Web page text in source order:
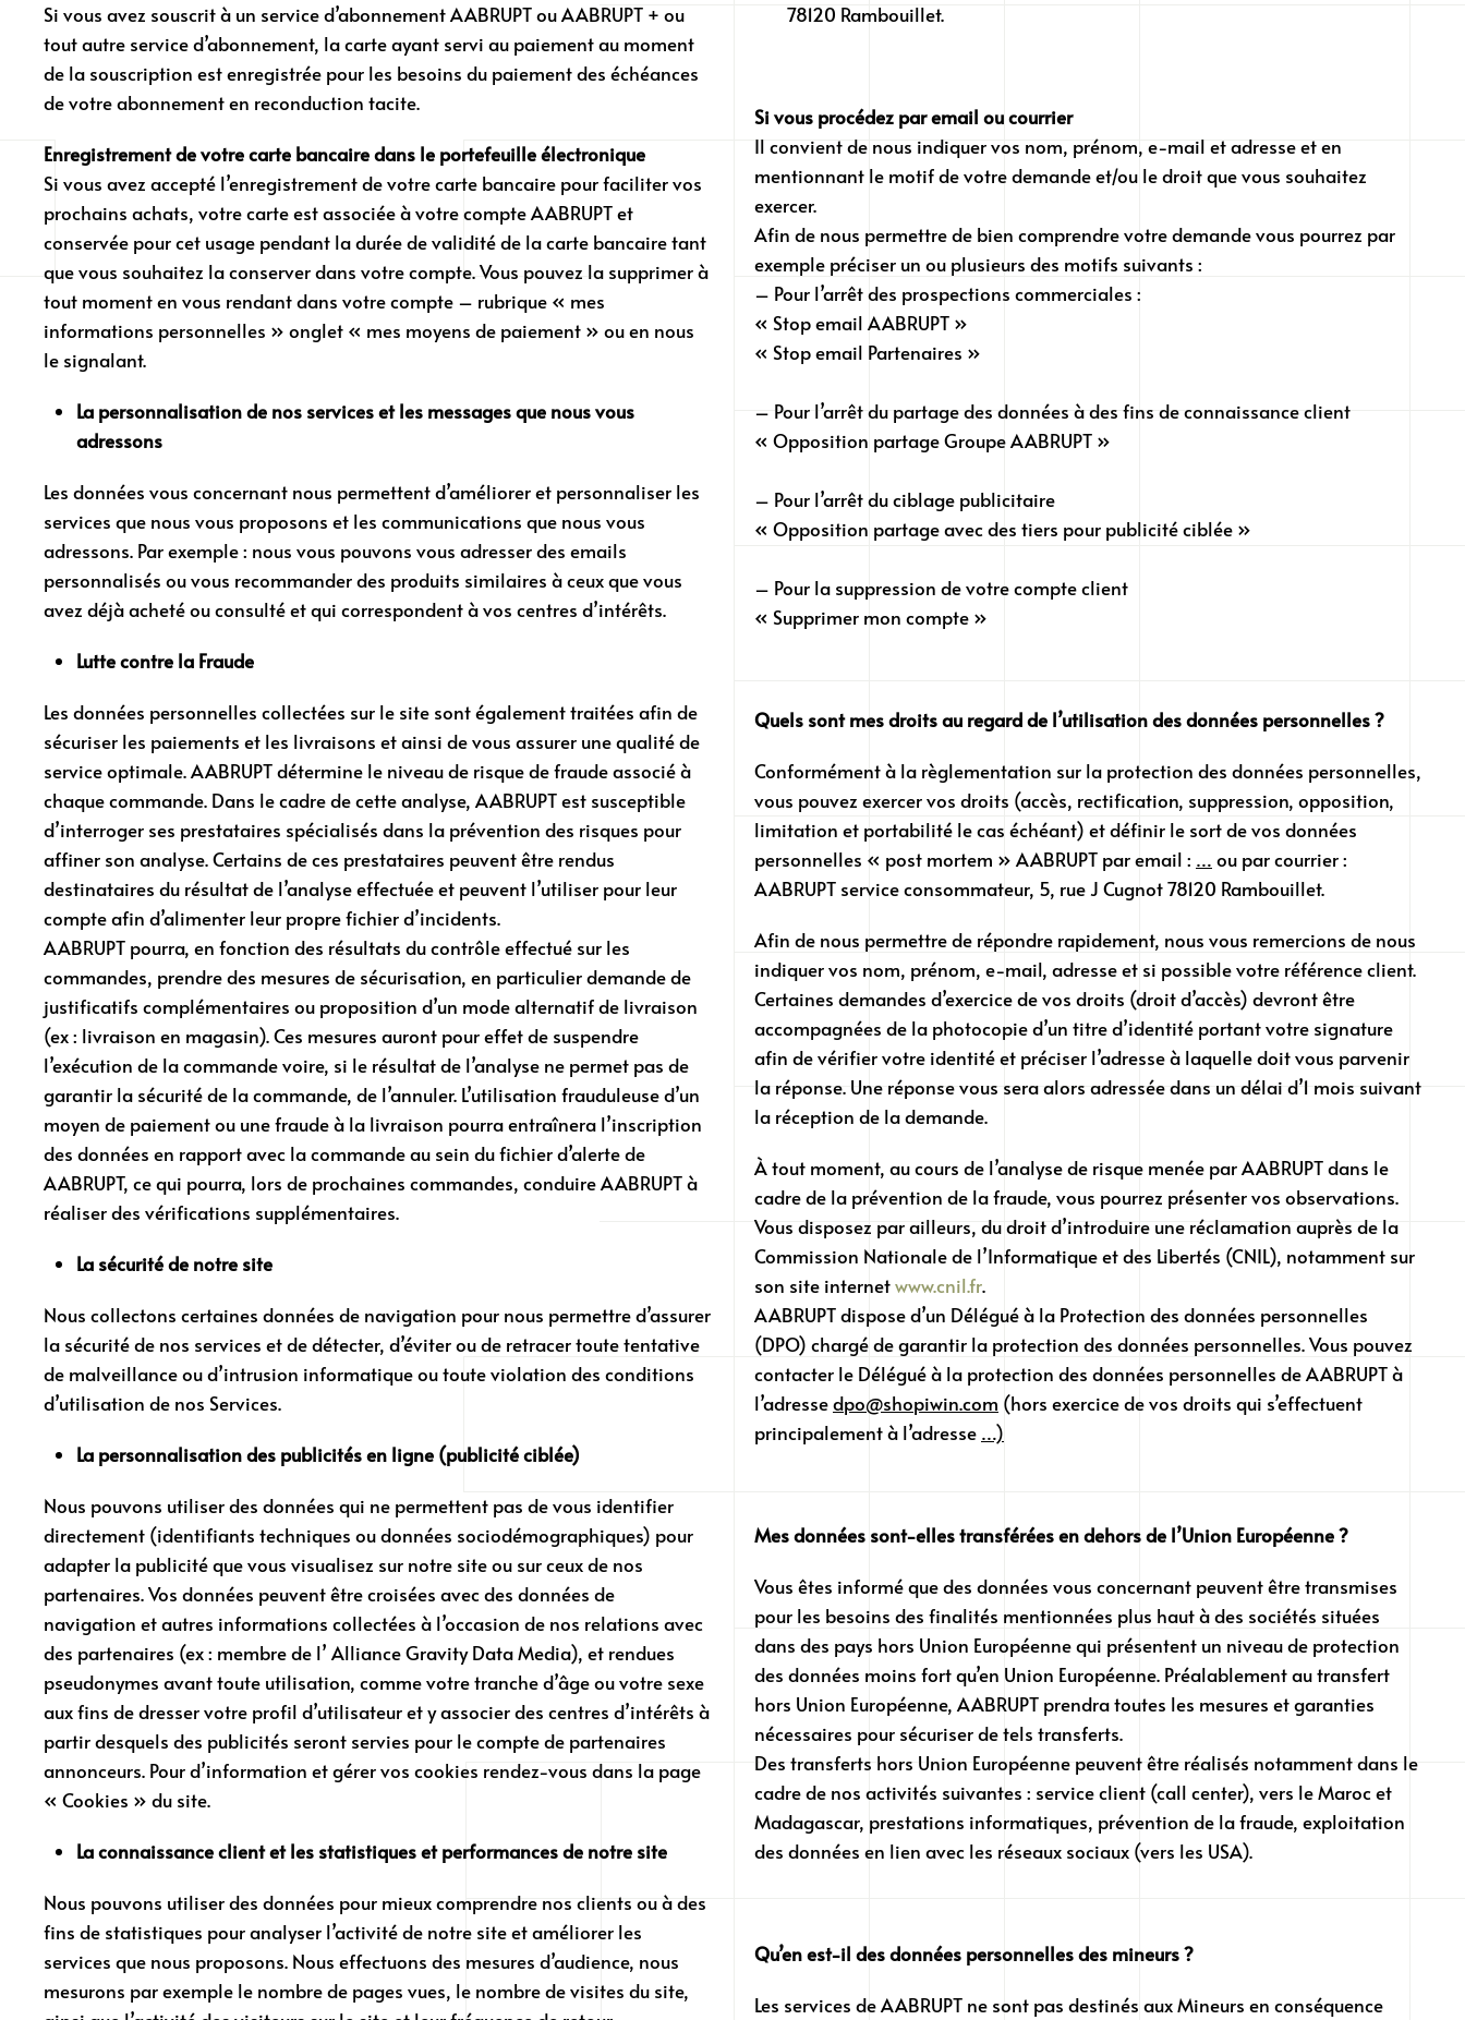
Si vous avez souscrit à un service d’abonnement AABRUPT ou AABRUPT + ou
tout autre service d’abonnement, la carte ayant servi au paiement au moment
de la souscription est enregistrée pour les besoins du paiement des échéances
de votre abonnement en reconduction tacite.
Enregistrement de votre carte bancaire dans le portefeuille électronique
Si vous avez accepté l’enregistrement de votre carte bancaire pour faciliter vos
prochains achats, votre carte est associée à votre compte AABRUPT et
conservée pour cet usage pendant la durée de validité de la carte bancaire tant
que vous souhaitez la conserver dans votre compte. Vous pouvez la supprimer à
tout moment en vous rendant dans votre compte – rubrique « mes
informations personnelles » onglet « mes moyens de paiement » ou en nous
le signalant.
La personnalisation de nos services et les messages que nous vous
adressons
Les données vous concernant nous permettent d’améliorer et personnaliser les
services que nous vous proposons et les communications que nous vous
adressons. Par exemple : nous vous pouvons vous adresser des emails
personnalisés ou vous recommander des produits similaires à ceux que vous
avez déjà acheté ou consulté et qui correspondent à vos centres d’intérêts.
Lutte contre la Fraude
Les données personnelles collectées sur le site sont également traitées afin de
sécuriser les paiements et les livraisons et ainsi de vous assurer une qualité de
service optimale. AABRUPT détermine le niveau de risque de fraude associé à
chaque commande. Dans le cadre de cette analyse, AABRUPT est susceptible
d’interroger ses prestataires spécialisés dans la prévention des risques pour
affiner son analyse. Certains de ces prestataires peuvent être rendus
destinataires du résultat de l’analyse effectuée et peuvent l’utiliser pour leur
compte afin d’alimenter leur propre fichier d’incidents.
AABRUPT pourra, en fonction des résultats du contrôle effectué sur les
commandes, prendre des mesures de sécurisation, en particulier demande de
justificatifs complémentaires ou proposition d’un mode alternatif de livraison
(ex : livraison en magasin). Ces mesures auront pour effet de suspendre
l’exécution de la commande voire, si le résultat de l’analyse ne permet pas de
garantir la sécurité de la commande, de l’annuler. L’utilisation frauduleuse d’un
moyen de paiement ou une fraude à la livraison pourra entraînera l’inscription
des données en rapport avec la commande au sein du fichier d’alerte de
AABRUPT, ce qui pourra, lors de prochaines commandes, conduire AABRUPT à
réaliser des vérifications supplémentaires.
La sécurité de notre site
Nous collectons certaines données de navigation pour nous permettre d’assurer
la sécurité de nos services et de détecter, d’éviter ou de retracer toute tentative
de malveillance ou d’intrusion informatique ou toute violation des conditions
d’utilisation de nos Services.
La personnalisation des publicités en ligne (publicité ciblée)
Nous pouvons utiliser des données qui ne permettent pas de vous identifier
directement (identifiants techniques ou données sociodémographiques) pour
adapter la publicité que vous visualisez sur notre site ou sur ceux de nos
partenaires. Vos données peuvent être croisées avec des données de
navigation et autres informations collectées à l’occasion de nos relations avec
des partenaires (ex : membre de l’ Alliance Gravity Data Media), et rendues
pseudonymes avant toute utilisation, comme votre tranche d’âge ou votre sexe
aux fins de dresser votre profil d’utilisateur et y associer des centres d’intérêts à
partir desquels des publicités seront servies pour le compte de partenaires
annonceurs. Pour d’information et gérer vos cookies rendez-vous dans la page
« Cookies » du site.
La connaissance client et les statistiques et performances de notre site
Nous pouvons utiliser des données pour mieux comprendre nos clients ou à des
fins de statistiques pour analyser l’activité de notre site et améliorer les
services que nous proposons. Nous effectuons des mesures d’audience, nous
mesurons par exemple le nombre de pages vues, le nombre de visites du site,
78120 Rambouillet.
Si vous procédez par email ou courrier
Il convient de nous indiquer vos nom, prénom, e-mail et adresse et en
mentionnant le motif de votre demande et/ou le droit que vous souhaitez
exercer.
Afin de nous permettre de bien comprendre votre demande vous pourrez par
exemple préciser un ou plusieurs des motifs suivants :
– Pour l’arrêt des prospections commerciales :
« Stop email AABRUPT »
« Stop email Partenaires »
– Pour l’arrêt du partage des données à des fins de connaissance client
« Opposition partage Groupe AABRUPT »
– Pour l’arrêt du ciblage publicitaire
« Opposition partage avec des tiers pour publicité ciblée »
– Pour la suppression de votre compte client
« Supprimer mon compte »
Quels sont mes droits au regard de l’utilisation des données personnelles ?
Conformément à la règlementation sur la protection des données personnelles,
vous pouvez exercer vos droits (accès, rectification, suppression, opposition,
limitation et portabilité le cas échéant) et définir le sort de vos données
personnelles « post mortem » AABRUPT par email : … ou par courrier :
AABRUPT service consommateur, 5, rue J Cugnot 78120 Rambouillet.
Afin de nous permettre de répondre rapidement, nous vous remercions de nous
indiquer vos nom, prénom, e-mail, adresse et si possible votre référence client.
Certaines demandes d’exercice de vos droits (droit d’accès) devront être
accompagnées de la photocopie d’un titre d’identité portant votre signature
afin de vérifier votre identité et préciser l’adresse à laquelle doit vous parvenir
la réponse. Une réponse vous sera alors adressée dans un délai d’1 mois suivant
la réception de la demande.
À tout moment, au cours de l’analyse de risque menée par AABRUPT dans le
cadre de la prévention de la fraude, vous pourrez présenter vos observations.
Vous disposez par ailleurs, du droit d’introduire une réclamation auprès de la
Commission Nationale de l’Informatique et des Libertés (CNIL), notamment sur
son site internetwww.cnil.fr.
AABRUPT dispose d’un Délégué à la Protection des données personnelles
(DPO) chargé de garantir la protection des données personnelles. Vous pouvez
contacter le Délégué à la protection des données personnelles de AABRUPT à
l’adressedpo@shopiwin.com (hors exercice de vos droits qui s’effectuent
principalement à l’adresse …)
Mes données sont-elles transférées en dehors de l’Union Européenne ?
Vous êtes informé que des données vous concernant peuvent être transmises
pour les besoins des finalités mentionnées plus haut à des sociétés situées
dans des pays hors Union Européenne qui présentent un niveau de protection
des données moins fort qu’en Union Européenne. Préalablement au transfert
hors Union Européenne, AABRUPT prendra toutes les mesures et garanties
nécessaires pour sécuriser de tels transferts.
Des transferts hors Union Européenne peuvent être réalisés notamment dans le
cadre de nos activités suivantes : service client (call center), vers le Maroc et
Madagascar, prestations informatiques, prévention de la fraude, exploitation
des données en lien avec les réseaux sociaux (vers les USA).
Qu’en est-il des données personnelles des mineurs ?
Les services de AABRUPT ne sont pas destinés aux Mineurs en conséquence